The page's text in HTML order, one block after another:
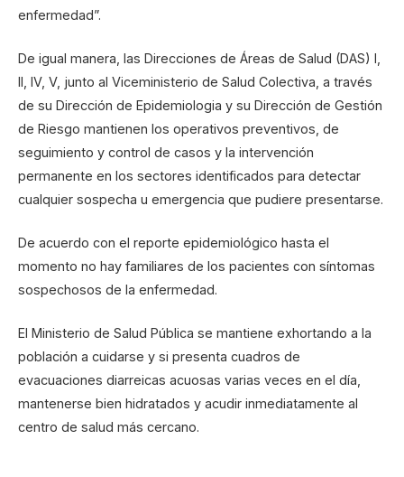
enfermedad”.
De igual manera, las Direcciones de Áreas de Salud (DAS) I,
II, IV, V, junto al Viceministerio de Salud Colectiva, a través
de su Dirección de Epidemiologia y su Dirección de Gestión
de Riesgo mantienen los operativos preventivos, de
seguimiento y control de casos y la intervención
permanente en los sectores identificados para detectar
cualquier sospecha u emergencia que pudiere presentarse.
De acuerdo con el reporte epidemiológico hasta el
momento no hay familiares de los pacientes con síntomas
sospechosos de la enfermedad.
El Ministerio de Salud Pública se mantiene exhortando a la
población a cuidarse y si presenta cuadros de
evacuaciones diarreicas acuosas varias veces en el día,
mantenerse bien hidratados y acudir inmediatamente al
centro de salud más cercano.